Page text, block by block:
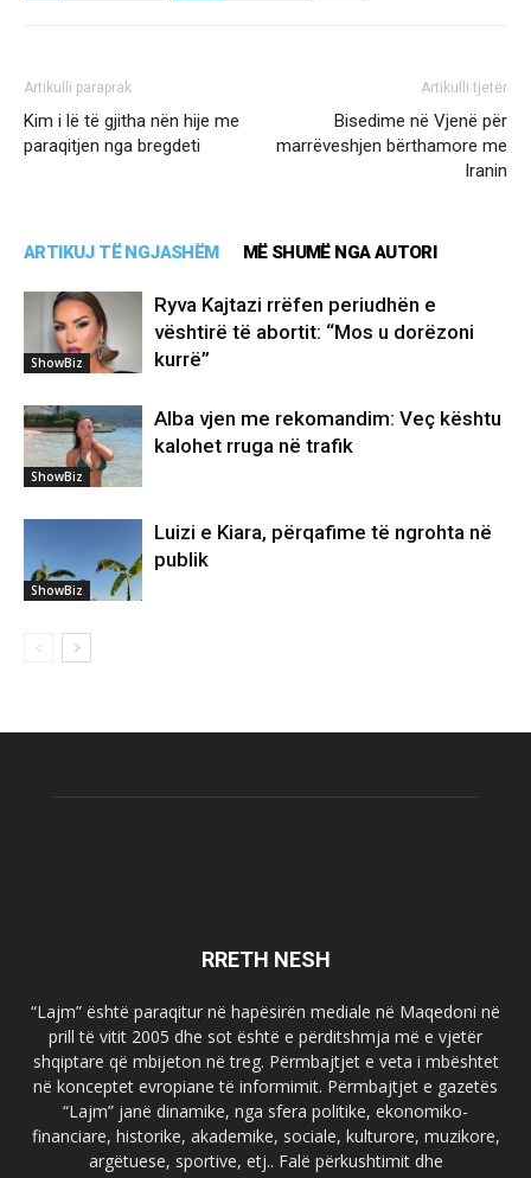
Artikulli paraprak
Kim i lë të gjitha nën hije me
paraqitjen nga bregdeti
Artikulli tjetër
Bisedime në Vjenë për
marrëveshjen bërthamore me
Iranin
ARTIKUJ TË NGJASHËM MË SHUMË NGA AUTORI
ShowBiz
Ryva Kajtazi rrëfen periudhën e
vështirë të abortit: “Mos u dorëzoni
kurrë”
ShowBiz
Alba vjen me rekomandim: Veç kështu
kalohet rruga në trafik
ShowBiz
Luizi e Kiara, përqafime të ngrohta në
publik
RRETH NESH
“Lajm” është paraqitur në hapësirën mediale në Maqedoni në
prill të vitit 2005 dhe sot është e përditshmja më e vjetër
shqiptare që mbijeton në treg. Përmbajtjet e veta i mbështet
në konceptet evropiane të informimit. Përmbajtjet e gazetës
“Lajm” janë dinamike, nga sfera politike, ekonomiko-
financiare, historike, akademike, sociale, kulturore, muzikore,
argëtuese, sportive, etj.. Falë përkushtimit dhe